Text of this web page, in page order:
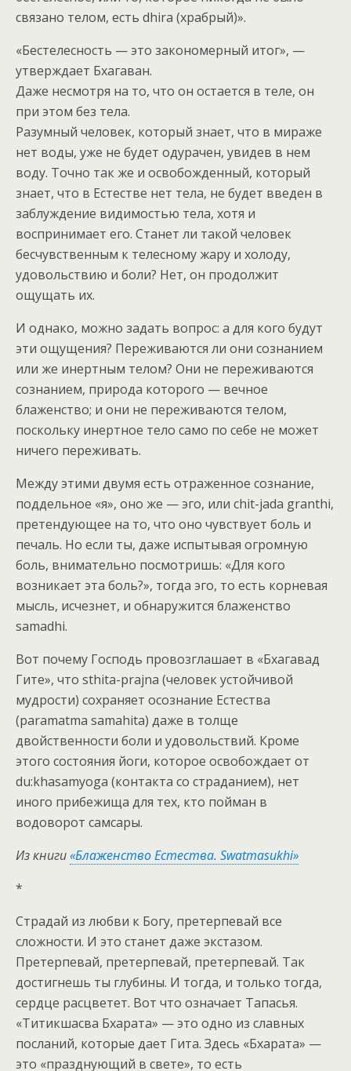
связано телом, есть dhira (храбрый)».
«Бестелесность — это закономерный итог», —
утверждает Бхагаван.
Даже несмотря на то, что он остается в теле, он
при этом без тела.
Разумный человек, который знает, что в мираже
нет воды, уже не будет одурачен, увидев в нем
воду. Точно так же и освобожденный, который
знает, что в Естестве нет тела, не будет введен в
заблуждение видимостью тела, хотя и
воспринимает его. Станет ли такой человек
бесчувственным к телесному жару и холоду,
удовольствию и боли? Нет, он продолжит
ощущать их.
И однако, можно задать вопрос: а для кого будут
эти ощущения? Переживаются ли они сознанием
или же инертным телом? Они не переживаются
сознанием, природа которого — вечное
блаженство; и они не переживаются телом,
поскольку инертное тело само по себе не может
ничего переживать.
Между этими двумя есть отраженное сознание,
поддельное «я», оно же — эго, или chit-jada granthi,
претендующее на то, что оно чувствует боль и
печаль. Но если ты, даже испытывая огромную
боль, внимательно посмотришь: «Для кого
возникает эта боль?», тогда эго, то есть корневая
мысль, исчезнет, и обнаружится блаженство
samadhi.
Вот почему Господь провозглашает в «Бхагавад
Гите», что sthita-prajna (человек устойчивой
мудрости) сохраняет осознание Естества
(paramatma samahita) даже в толще
двойственности боли и удовольствий. Кроме
этого состояния йоги, которое освобождает от
du:khasamyoga (контакта со страданием), нет
иного прибежища для тех, кто пойман в
водоворот самсары.
Из книги«Блаженство Естества. Swatmasukhi»
*
Страдай из любви к Богу, претерпевай все
сложности. И это станет даже экстазом.
Претерпевай, претерпевай, претерпевай. Так
достигнешь ты глубины. И тогда, и только тогда,
сердце расцветет. Вот что означает Тапасья.
«Титикшасва Бхарата» — это одно из славных
посланий, которые дает Гита. Здесь «Бхарата» —
это «празднующий в свете», то есть